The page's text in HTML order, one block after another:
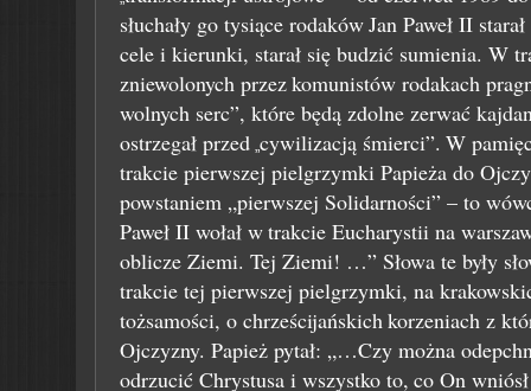
słuchały go tysiące rodakówJan Paweł II
cele i kierunki, starał się budzić sumienia. W
zniewolonych przezkomunistów rodakach
wolnych serc”, które będą zdolne zerwać
ostrzegał przed „cywilizacją śmierci”. W
trakcie pierwszej pielgrzymki Papieża do
powstaniem „pierwszej Solidarności” – to
Paweł II wołał wtrakcie Eucharystii na
oblicze Ziemi. Tej Ziemi! …” Słowa te były
trakcie tej pierwszej pielgrzymki, na
tożsamości, o chrześcijańskichkorzeniach z
Ojczyzny. Papież pytał: „…Czy można
odrzucić Chrystusa i wszystko to, co On